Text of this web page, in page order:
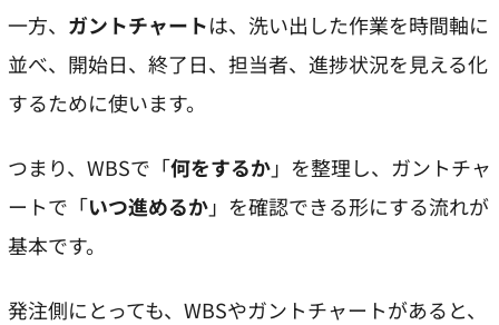
一方、 ガントチャートは、洗い出した作業を時間軸に
並べ、開始日、終了日、担当者、進捗状況を見える化
するために使います。
つまり、WBSで「何をするか」を整理し、ガントチャ
ートで「いつ進めるか」を確認できる形にする流れが
基本です。
発注側にとっても、WBSやガントチャートがあると、